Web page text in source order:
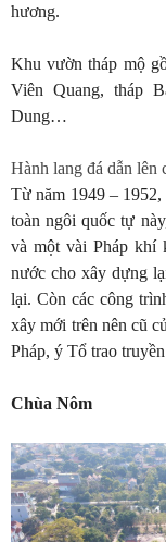
hương.
Khu vườn tháp mộ
Viên Quang, tháp
Dung…
Hành lang đá dẫn lên
Từ năm 1949 – 1952,
toàn ngôi quốc tự
và một vài Pháp khí
nước cho xây dựng
lại. Còn các công
xây mới trên nên cũ
Pháp, ý Tổ trao
Chùa Nôm